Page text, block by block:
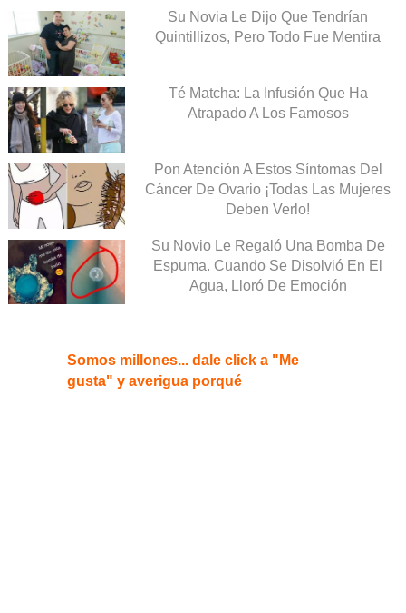
Su Novia Le Dijo Que Tendrían
Quintillizos, Pero Todo Fue Mentira
Té Matcha: La Infusión Que Ha
Atrapado A Los Famosos
Pon Atención A Estos Síntomas Del
Cáncer De Ovario ¡Todas Las Mujeres
Deben Verlo!
Su Novio Le Regaló Una Bomba De
Espuma. Cuando Se Disolvió En El
Agua, Lloró De Emoción
Somos millones... dale click a "Me
gusta" y averigua porqué